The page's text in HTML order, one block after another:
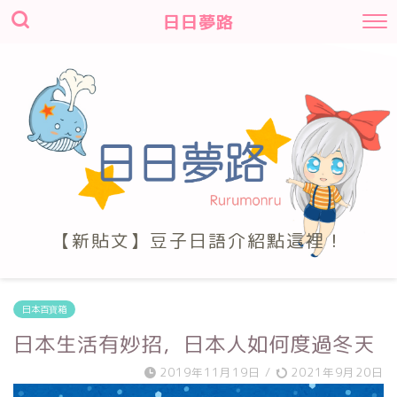
日日夢路
【新貼文】豆子日語介紹點這裡！
日本百寶箱
日本生活有妙招，日本人如何度過冬天
2019年11月19日 / 2021年9月20日